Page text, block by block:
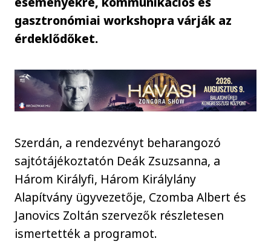
gasztronómiai workshopra várják az
érdeklődőket.
Szerdán, a rendezvényt beharangozó
sajtótájékoztatón Deák Zsuzsanna, a
Három Királyfi, Három Királylány
Alapítvány ügyvezetője, Czomba Albert és
Janovics Zoltán szervezők részletesen
ismertették a programot.